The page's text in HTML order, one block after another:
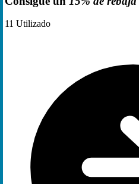
11 Utilizado